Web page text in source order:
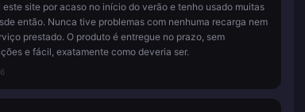
este site por acaso no início do verão e tenho usado muitas
então. Nunca tive problemas com nenhuma recarga nem
prestado. O produto é entregue no prazo, sem
e fácil, exatamente como deveria ser.